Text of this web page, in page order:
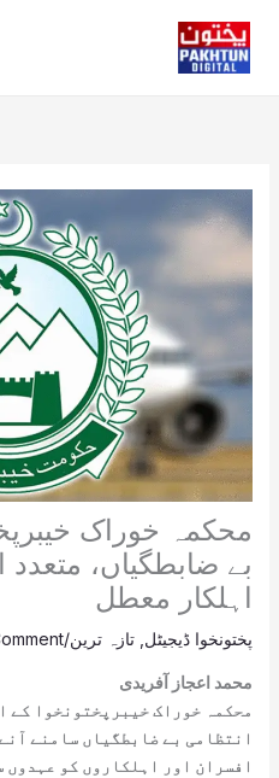
content
محکمہ خوراک
بے ضابطگیاں، متعدد
اہلکار معطل
پختونخوا ڈیجیٹل تازہ ترین/
محمد اعجاز آفریدی
محکمہ خوراک خیبرپختونخوا کے
انتظامی بے ضابطگیاں سامنے
افسران اور اہلکاروں کو عہدوں